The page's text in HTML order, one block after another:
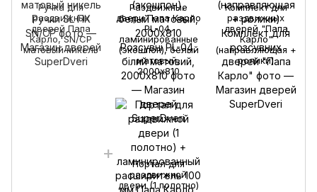
Ручка для
раздвижных
дверей Папа
Карло, SN/CP
матовый никель
Раздвижные
двери Папа Карло
PL-04,
ламинированные
(экошпон), белый
матовый,
2000х810
Комплект для
раздвижных
дверей "Папа
Карло"
(направляющая +
ролики)
Портал для
раздвижной
двери (1 полотно)